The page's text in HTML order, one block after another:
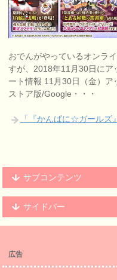
おでんがやっているオンラ
すが、2018年11月30日に
ート情報 11月30日（金）
ストア版/Google・・・
「『かんぱに☆ガールズ
サブコンテンツ
サイドバー
広告